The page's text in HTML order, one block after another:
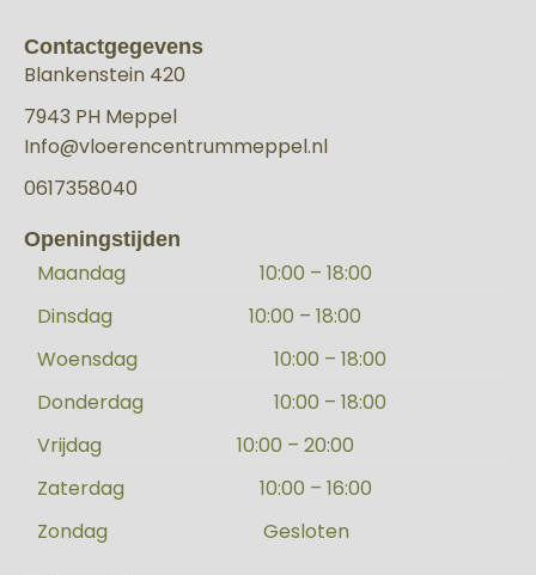
Contactgegevens
Blankenstein 420
7943 PH Meppel
Info@vloerencentrummeppel.nl
0617358040
Openingstijden
Maandag
10:00 – 18:00
Dinsdag
10:00 – 18:00
Woensdag
10:00 – 18:00
Donderdag
10:00 – 18:00
Vrijdag
10:00 – 20:00
Zaterdag
10:00 – 16:00
Zondag
Gesloten